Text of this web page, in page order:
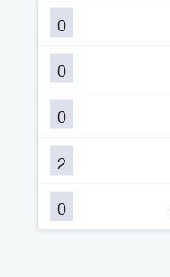
0
0
0
2
0